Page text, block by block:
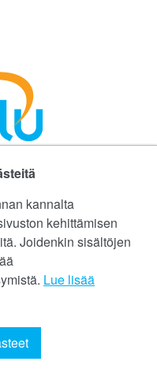
kannalta
kehittämisen
Joidenkin sisältöjen
Lue lisää
ja Urheilu ry